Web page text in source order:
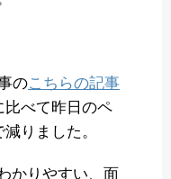
のこちらの記事
比べて昨日のペ
減りました。
かりやすい、面